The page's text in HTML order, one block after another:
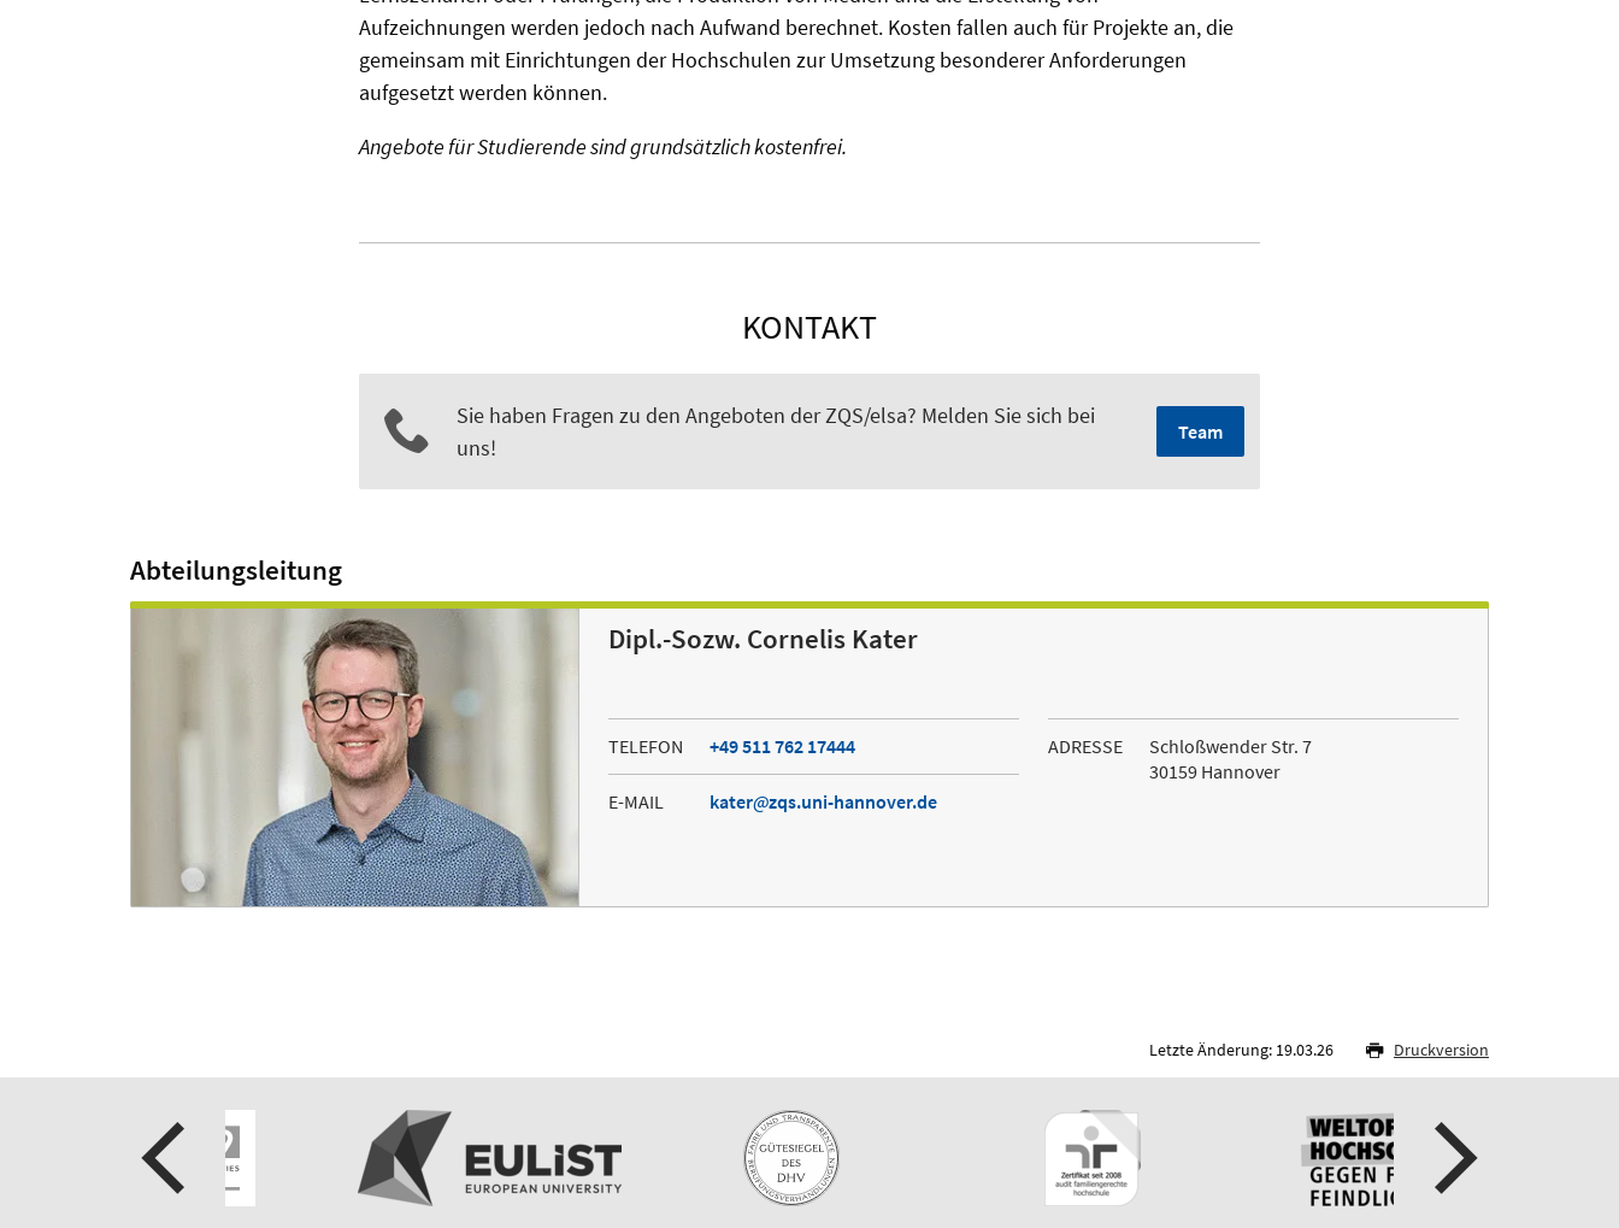
Aufzeichnungen werden jedoch nach Aufwand berechnet. Kosten fallen auch für Projekte an, die
gemeinsam mit Einrichtungen der Hochschulen zur Umsetzung besonderer Anforderungen
aufgesetzt werden können.
Angebote für Studierende sind grundsätzlich kostenfrei.
KONTAKT
Sie haben Fragen zu den Angeboten der ZQS/elsa? Melden Sie sich bei
uns!
Team
Abteilungsleitung
Dipl.-Sozw. Cornelis Kater
TELEFON +49 511 762 17444
E-MAIL kater zqs.uni-hannover.de
ADRESSE
Schloßwender Str. 7
30159 Hannover
Letzte Änderung: 19.03.26 Druckversion